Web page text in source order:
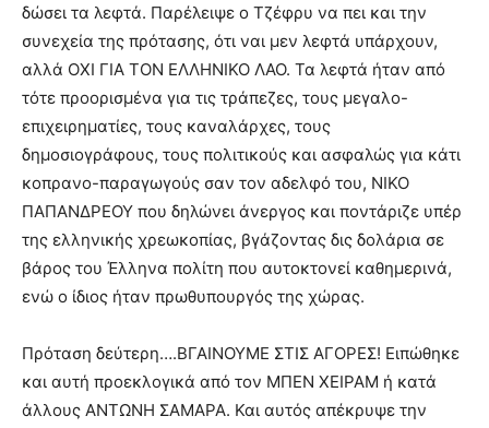
δώσει τα λεφτά. Παρέλειψε ο Τζέφρυ να πει και την
συνεχεία της πρότασης, ότι ναι μεν λεφτά υπάρχουν,
αλλά ΟΧΙ ΓΙΑ ΤΟΝ ΕΛΛΗΝΙΚΟ ΛΑΟ. Τα λεφτά ήταν από
τότε προορισμένα για τις τράπεζες, τους μεγαλο-
επιχειρηματίες, τους καναλάρχες, τους
δημοσιογράφους, τους πολιτικούς και ασφαλώς για κάτι
κοπρανο-παραγωγούς σαν τον αδελφό του, ΝΙΚΟ
ΠΑΠΑΝΔΡΕΟΥ που δηλώνει άνεργος και ποντάριζε υπέρ
της ελληνικής χρεωκοπίας, βγάζοντας δις δολάρια σε
βάρος του Έλληνα πολίτη που αυτοκτονεί καθημερινά,
ενώ ο ίδιος ήταν πρωθυπουργός της χώρας.
Πρόταση δεύτερη….ΒΓΑΙΝΟΥΜΕ ΣΤΙΣ ΑΓΟΡΕΣ! Ειπώθηκε
και αυτή προεκλογικά από τον ΜΠΕΝ ΧΕΙΡΑΜ ή κατά
άλλους ΑΝΤΩΝΗ ΣΑΜΑΡΑ. Και αυτός απέκρυψε την